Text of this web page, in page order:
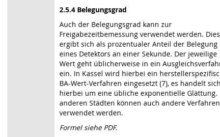
2.5.4 Belegungsgrad
Auch der Belegungsgrad kann zur
Freigabezeitbemessung verwendet werden.
ergibt sich als prozentualer Anteil der Belegung
eines Detektors an einer Sekunde. Der jeweilige
Wert geht üblicherweise in ein
ein. In Kassel wird hierbei ein
BA-Wert-Verfahren eingesetzt (7), es handelt
hierbei um eine übliche exponentielle Glättung.
anderen Städten können auch andere Verfahren
verwendet werden.
Formel siehe PDF.